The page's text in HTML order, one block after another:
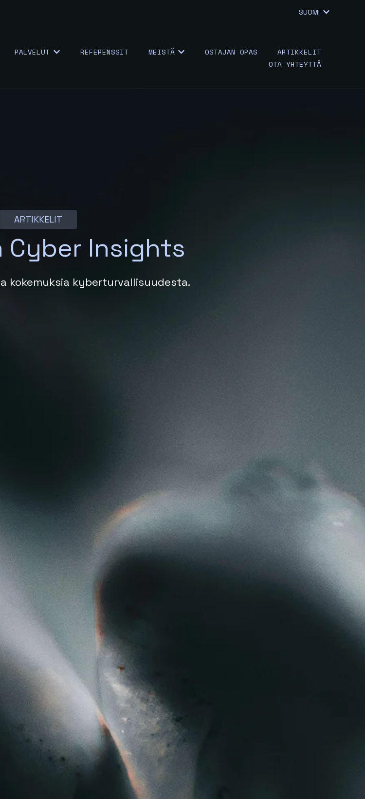
SUOMI
PALVELUT
NÄYTÄ KOHTEEN {{ LINK.LABEL }} ALAVALIKKO
REFERENSSIT MEISTÄ
NÄYTÄ KOHTEEN {{ LINK.LABEL }} ALAVALIKKO
OSTAJAN OPAS
ARTIKKELIT
OTA YHTEYTTÄ
ARTIKKELIT
Cyber Insights
kokemuksia kyberturvallisuudesta.